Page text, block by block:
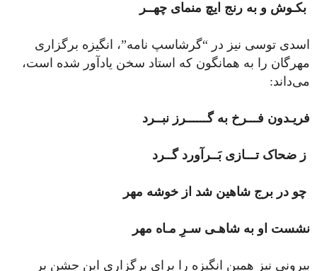
بکـوش و به رنج ایچ منمای چهــر
اسدی توسی نیز در “گرشاسپ نامه”، انگیزه برگزاری
مهرگان را به همانگون که استاد سخن یادآور شده است،
می‌داند:
فریـدون فـــرخ به گــــــرز نبــرد
ز ضحاک تـــازی بَــرآورد گــرد
چو در برج شاهین شد از خوشه مهر
نشست او به شاهـی سـرِ مـاه مهر
بیرونی نیز همین انگیزه را برای برگزاری این جشن بر